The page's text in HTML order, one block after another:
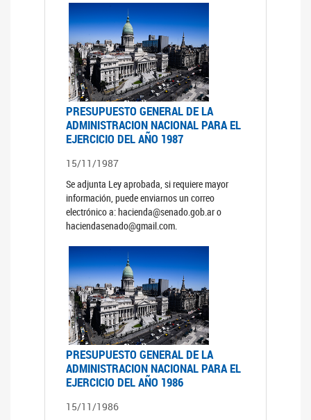
PRESUPUESTO GENERAL DE LA
ADMINISTRACION NACIONAL PARA EL
EJERCICIO DEL AÑO 1987
15/11/1987
Se adjunta Ley aprobada, si requiere mayor
información, puede enviarnos un correo
electrónico a: hacienda@senado.gob.ar o
haciendasenado@gmail.com.
PRESUPUESTO GENERAL DE LA
ADMINISTRACION NACIONAL PARA EL
EJERCICIO DEL AÑO 1986
15/11/1986